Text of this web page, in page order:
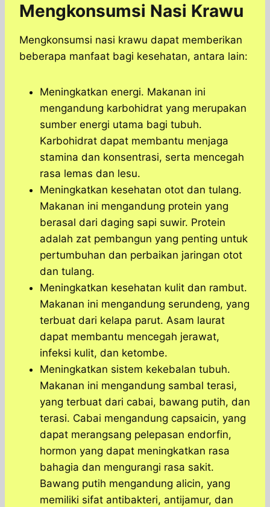
Mengkonsumsi Nasi Krawu
Mengkonsumsi nasi krawu dapat memberikan
beberapa manfaat bagi kesehatan, antara lain:
Meningkatkan energi. Makanan ini
mengandung karbohidrat yang merupakan
sumber energi utama bagi tubuh.
Karbohidrat dapat membantu menjaga
stamina dan konsentrasi, serta mencegah
rasa lemas dan lesu.
Meningkatkan kesehatan otot dan tulang.
Makanan ini mengandung protein yang
berasal dari daging sapi suwir. Protein
adalah zat pembangun yang penting untuk
pertumbuhan dan perbaikan jaringan otot
dan tulang.
Meningkatkan kesehatan kulit dan rambut.
Makanan ini mengandung serundeng, yang
terbuat dari kelapa parut. Asam laurat
dapat membantu mencegah jerawat,
infeksi kulit, dan ketombe.
Meningkatkan sistem kekebalan tubuh.
Makanan ini mengandung sambal terasi,
yang terbuat dari cabai, bawang putih, dan
terasi. Cabai mengandung capsaicin, yang
dapat merangsang pelepasan endorfin,
hormon yang dapat meningkatkan rasa
bahagia dan mengurangi rasa sakit.
Bawang putih mengandung alicin, yang
memiliki sifat antibakteri, antijamur, dan